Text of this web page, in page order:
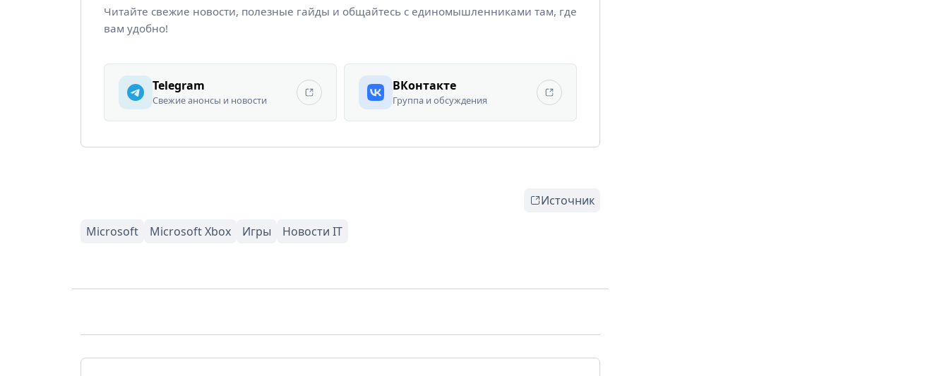
Читайте свежие новости, полезные гайды и общайтесь с единомышленниками там, где
вам удобно!
Telegram
Свежие анонсы и новости
ВКонтакте
Группа и обсуждения
Источник